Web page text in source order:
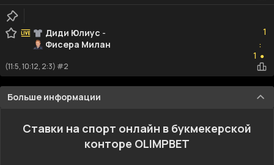
Диди Юлиус -
Фисера Милан
1
:
1 ●
(11:5, 10:12, 2:3) #2
Больше информации
Ставки на спорт онлайн в букмекерской
конторе OLIMPBET